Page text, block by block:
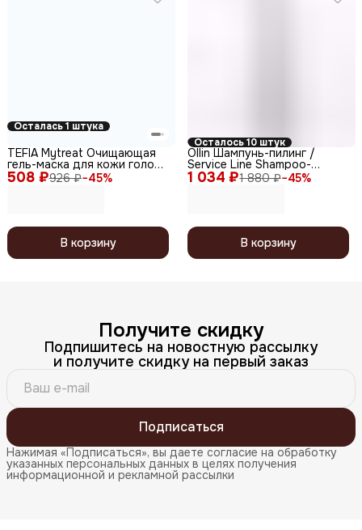
Осталась 1 штука
508 ₽926 ₽−45%
TEFIA Mytreat Очищающая
гель-маска для кожи головы
/ Purifying Scalp Gel Mask,
120 мл
В корзину
Осталось 10 штук
1 034 ₽1 880 ₽−45%
Ollin Шампунь-пилинг /
Service Line Shampoo-
peeling pH 7.0, 1000 мл
В корзину
Получите скидку
Подпишитесь на новостную рассылку
и получите скидку на первый заказ
Подписаться
Нажимая «Подписаться», вы даете согласие на обработку
указанных персональных данных в целях получения
информационной и рекламной рассылки